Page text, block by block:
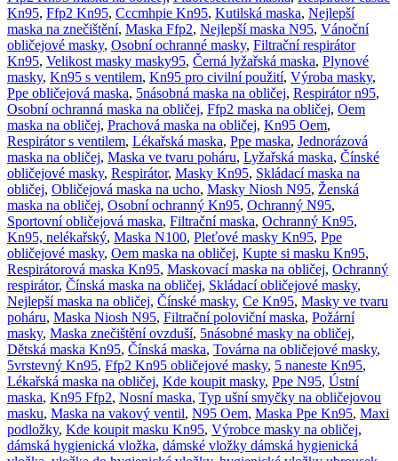
Kn95, Ffp2 Kn95, Cccmhpie Kn95, Kutilská maska, Nejlepší
maska ​​na znečištění, Maska Ffp2, Nejlepší maska ​​N95, Vánoční
obličejové masky, Osobní ochranné masky, Filtrační respirátor
Kn95, Velikost masky masky95, Černá lyžařská maska, Plynové
masky, Kn95 s ventilem, Kn95 pro civilní použití, Výroba masky,
Ppe obličejová maska, 5násobná maska ​​na obličej, Respirátor n95,
Osobní ochranná maska ​​na obličej, Ffp2 maska ​​na obličej, Oem
maska ​​na obličej, Prachová maska ​​na obličej, Kn95 Oem,
Respirátor s ventilem, Lékařská maska, Ppe maska, Jednorázová
maska ​​na obličej, Maska ve tvaru poháru, Lyžařská maska, Čínské
obličejové masky, Respirátor, Masky Kn95, Skládací maska ​​na
obličej, Obličejová maska ​​na ucho, Masky Niosh N95, Ženská
maska ​​na obličej, Osobní ochranný Kn95, Ochranný N95,
Sportovní obličejová maska, Filtrační maska, Ochranný Kn95,
Kn95, nelékařský, Maska N100, Pleťové masky Kn95, Ppe
obličejové masky, Oem maska ​​na obličej, Kupte si masku Kn95,
Respirátorová maska ​​Kn95, Maskovací maska ​​na obličej, Ochranný
respirátor, Čínská maska ​​na obličej, Skládací obličejové masky,
Nejlepší maska ​​na obličej, Čínské masky, Ce Kn95, Masky ve tvaru
poháru, Maska Niosh N95, Filtrační poloviční maska, Požární
masky, Maska znečištění ovzduší, 5násobné masky na obličej,
Dětská maska ​​Kn95, Čínská maska, Továrna na obličejové masky,
5vrstevný Kn95, Ffp2 Kn95 obličejové masky, 5 naneste Kn95,
Lékařská maska ​​na obličej, Kde koupit masky, Ppe N95, Ústní
maska, Kn95 Ffp2, Nosní maska, Typ ušní smyčky na obličejovou
masku, Maska na vakový ventil, N95 Oem, Maska Ppe Kn95, Maxi
podložky, Kde koupit masku Kn95, Výrobce masky na obličej,
dámská hygienická vložka, dámské vložky dámská hygienická